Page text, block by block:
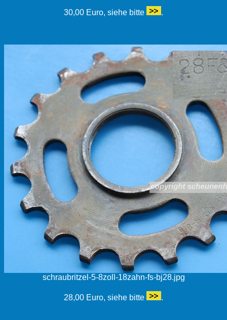
30,00 Euro, siehe bitte .
schraubritzel-5-8zoll-18zahn-fs-bj28.jpg
28,00 Euro, siehe bitte .